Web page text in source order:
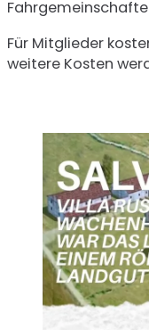
Für Mitglieder
weitere Kosten